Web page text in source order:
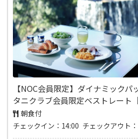
【NOC会員限定】ダイナミックパ
タニクラブ会員限定ベストレート
朝食付
チェックイン：14:00 チェックアウト